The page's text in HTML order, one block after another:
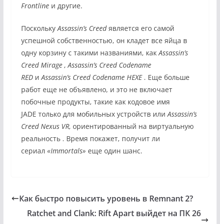
Frontlineи другие.
ПосколькуAssassin’s Creedявляется его самой
успешной собственностью, он кладет все яйца в
одну корзину с такими названиями, какAssassin’s
Creed Mirage,Assassin’s Creed Codename
REDиAssassin’s Creed Codename HEXE. Еще больше
работеще не объявлено, и это не включает
побочные продукты, такие как кодовое имя
JADE только для мобильных устройств илиAssassin’s
Creed Nexus VR, ориентированный на виртуальную
реальность . Время покажет, получит ли
сериал «Immortals» еще один шанс.
Как быстро повысить уровень в Remnant 2?
Ratchet and Clank: Rift Apart выйдет на ПК 26